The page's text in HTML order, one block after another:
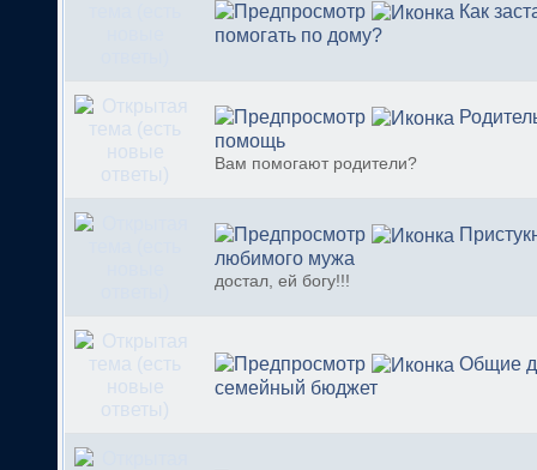
Как
помогать по дому?
помощь
Вам помогают родители?
любимого мужа
достал, ей богу!!!
Общие
семейный бюджет